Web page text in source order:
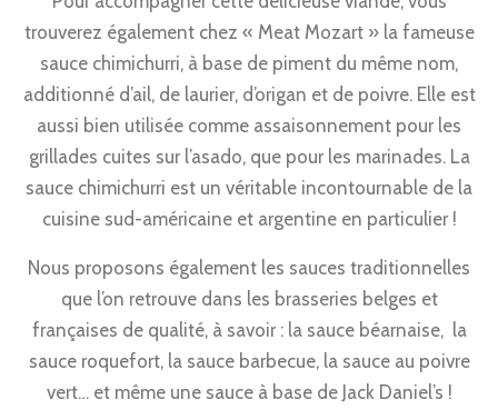
trouverez également chez « Meat Mozart » la fameuse
sauce chimichurri, à base de piment du même nom,
additionné d’ail, de laurier, d’origan et de poivre. Elle est
aussi bien utilisée comme assaisonnement pour les
grillades cuites sur l’asado, que pour les marinades. La
sauce chimichurri est un véritable incontournable de la
cuisine sud-américaine et argentine en particulier !
Nous proposons également les sauces traditionnelles
que l’on retrouve dans les brasseries belges et
françaises de qualité, à savoir : la sauce béarnaise, la
sauce roquefort, la sauce barbecue, la sauce au poivre
vert… et même une sauce à base de Jack Daniel’s !